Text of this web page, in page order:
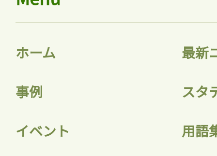
ホーム 最新
事例 スタ
イベント 用語